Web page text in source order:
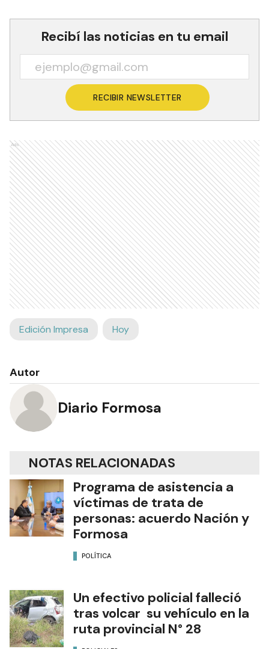
Recibí las noticias en tu email
RECIBIR NEWSLETTER
Ads
Edición Impresa Hoy
Autor
Diario Formosa
NOTAS RELACIONADAS
Programa de asistencia a
víctimas de trata de
personas: acuerdo Nación y
Formosa
POLÍTICA
Un efectivo policial falleció
tras volcar su vehículo en la
ruta provincial N° 28